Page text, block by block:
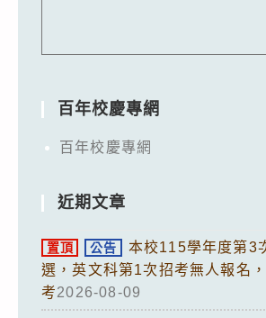
百年校慶專網
百年校慶專網
近期文章
置頂 公告
本校115學年度第3
選，英文科第1次招考無人報名
考2026-08-09